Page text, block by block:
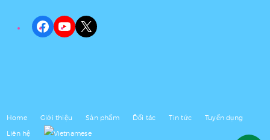
Facebook
YouTube
X
Home Giới thiệu Sản phẩm Đối tác Tin tức
Tuyển dụng
Liên hệ